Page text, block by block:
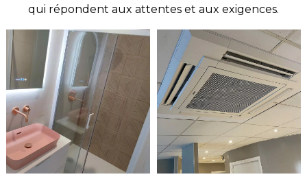
qui répondent aux attentes et aux exigences.